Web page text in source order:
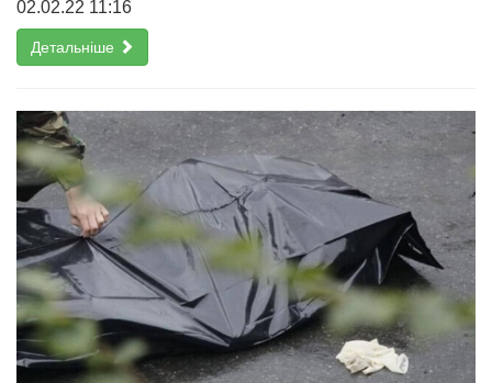
02.02.22 11:16
Детальніше